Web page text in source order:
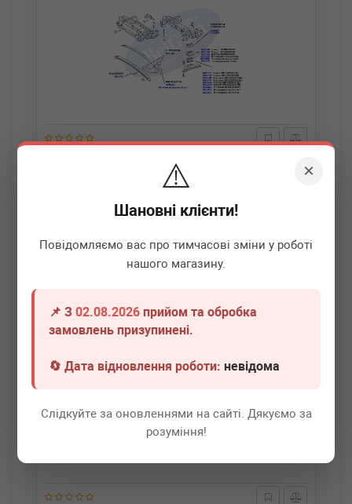
×
⚠️
Шановні клієнти!
Повідомляємо вас про тимчасові зміни у роботі
нашого магазину.
📌 З02.08.2026 прийом та обробка
замовлень призупинені.
🔄 Дата відновлення роботи:невідома
Слідкуйте за оновленнями на сайті. Дякуємо за
розуміння!
Кронштейн подушки ресори передній (білий) MB
Немає в наявності
Всі ціни